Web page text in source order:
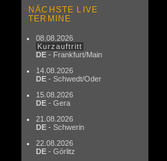
NÄCHSTE LIVE
TERMINE
08.08.2026
Kurzauftritt
DE - Frankfurt/Main
14.08.2026
DE - Schwedt/Oder
15.08.2026
DE - Gera
21.08.2026
DE - Schwerin
22.08.2026
DE - Görlitz